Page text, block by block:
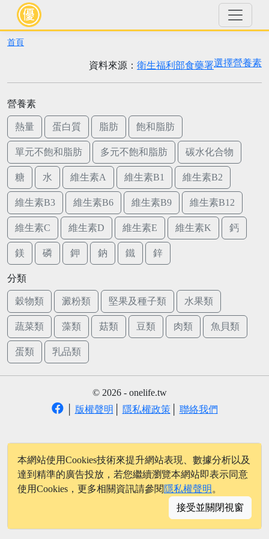
首頁
選擇營養素
資料來源： 衛生福利部食藥署
營養素
熱量 蛋白質 脂肪 飽和脂肪
單元不飽和脂肪 多元不飽和脂肪 碳水化合物
糖 水 維生素A 維生素B1 維生素B2
維生素B3 維生素B6 維生素B9 維生素B12
維生素C 維生素D 維生素E 維生素K 鈣
鎂 磷 鉀 鈉 鐵 鋅
分類
穀物類 澱粉類 堅果及種子類 水果類
蔬菜類 藻類 菇類 豆類 肉類 魚貝類
蛋類 乳品類
© 2026 - onelife.tw
版權聲明 隱私權政策│ 聯絡我們
本網站使用Cookies技術來提升網站表現、數據分析以及
達到精準的廣告投放，若您繼續瀏覽本網站即表示同意
使用Cookies，更多相關資訊請參閱 隱私權聲明 。
接受並關閉視窗